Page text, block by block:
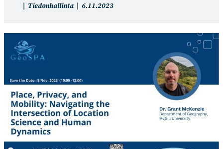
Artikkelin
Tiedonhallinta
Artikkeli
6.11.2023